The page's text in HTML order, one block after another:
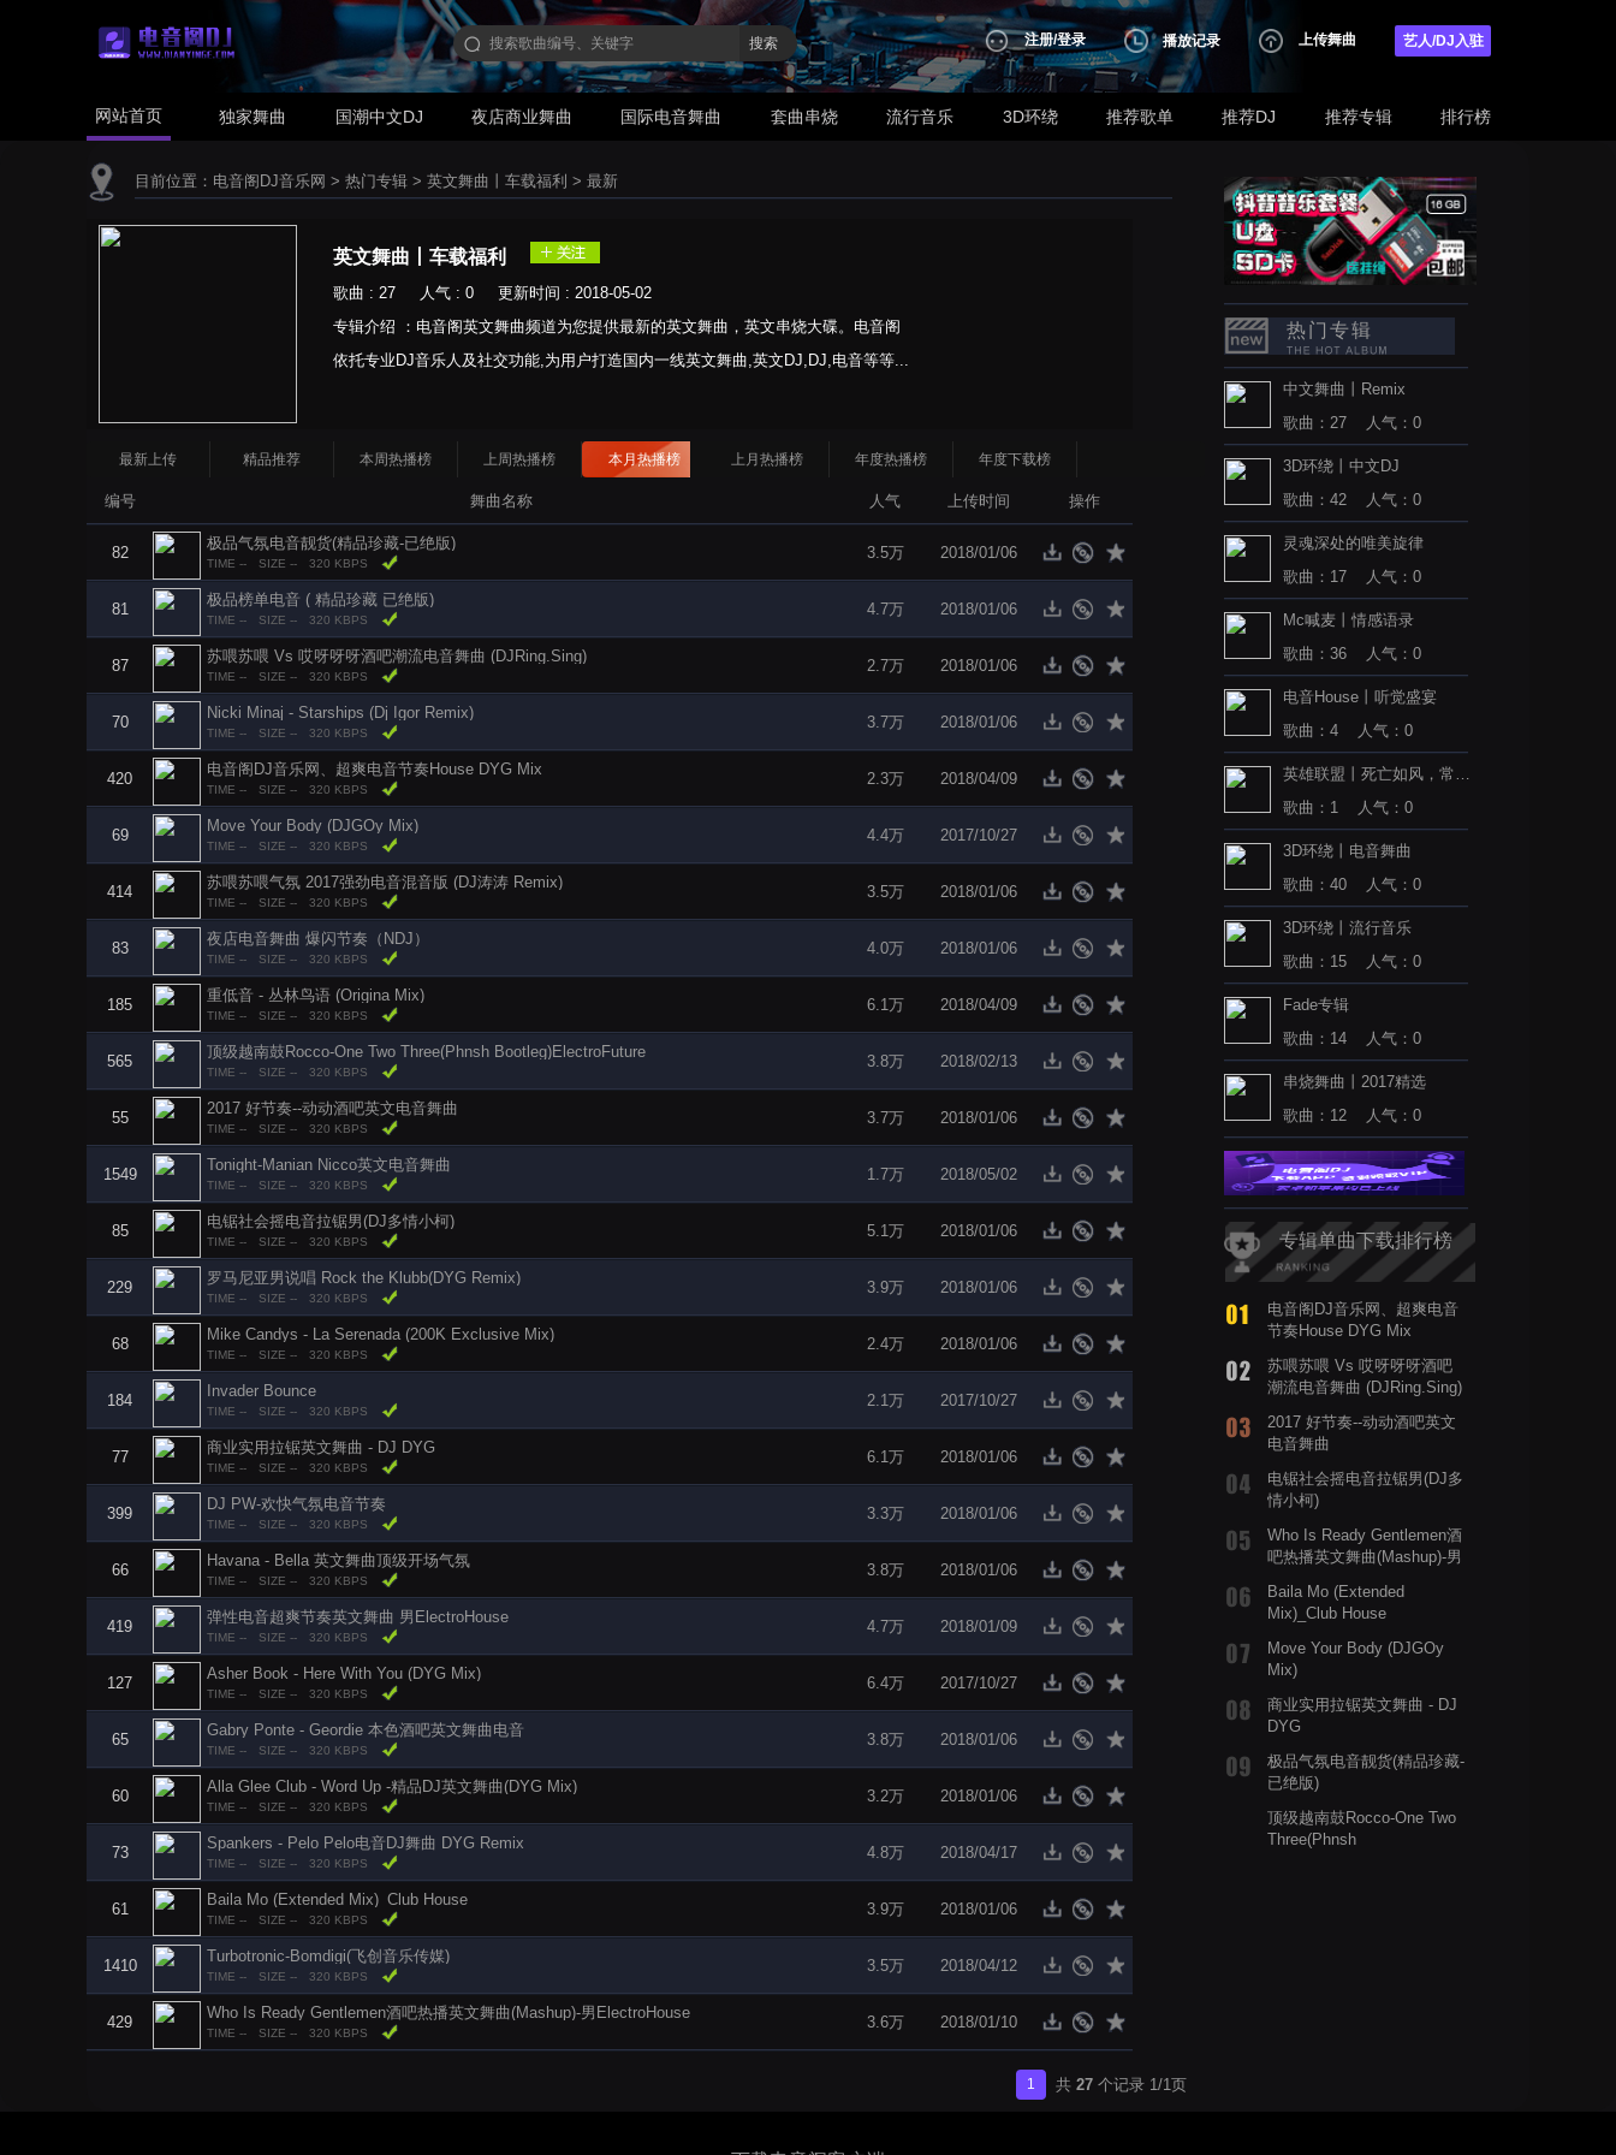
搜索 注册/登录 播放记录 上传舞曲 艺人/DJ入驻
网站首页 独家舞曲 国潮中文DJ 夜店商业舞曲 国际电音舞曲 套曲串烧 流行音乐 3D环绕 推荐歌单 推荐DJ 推荐专辑 排行榜
目前位置： 电音阁DJ音乐网 > 热门专辑 > 英文舞曲丨车载福利 > 最新
英文舞曲丨车载福利
歌曲 : 27 人气 : 0 更新时间 : 2018-05-02
专辑介绍 ：电音阁英文舞曲频道为您提供最新的英文舞曲，英文串烧大碟。电音阁
依托专业DJ音乐人及社交功能,为用户打造国内一线英文舞曲,英文DJ,DJ,电音等等...
最新上传 精品推荐 本周热播榜 上周热播榜 本月热播榜 上月热播榜 年度热播榜 年度下载榜
编号 舞曲名称 人气 上传时间 操作
82
极品气氛电音靓货(精品珍藏-已绝版)
TIME -- SIZE -- 320 KBPS
3.5万 2018/01/06
81
极品榜单电音 ( 精品珍藏 已绝版)
TIME -- SIZE -- 320 KBPS
4.7万 2018/01/06
87
苏喂苏喂 Vs 哎呀呀呀酒吧潮流电音舞曲 (DJRing.Sing)
TIME -- SIZE -- 320 KBPS
2.7万 2018/01/06
70
Nicki Minaj - Starships (Dj Igor Remix)
TIME -- SIZE -- 320 KBPS
3.7万 2018/01/06
420
电音阁DJ音乐网、超爽电音节奏House DYG Mix
TIME -- SIZE -- 320 KBPS
2.3万 2018/04/09
69
Move Your Body (DJGOy Mix)
TIME -- SIZE -- 320 KBPS
4.4万 2017/10/27
414
苏喂苏喂气氛 2017强劲电音混音版 (DJ涛涛 Remix)
TIME -- SIZE -- 320 KBPS
3.5万 2018/01/06
83
夜店电音舞曲 爆闪节奏（NDJ）
TIME -- SIZE -- 320 KBPS
4.0万 2018/01/06
185
重低音 - 丛林鸟语 (Origina Mix)
TIME -- SIZE -- 320 KBPS
6.1万 2018/04/09
565
顶级越南鼓Rocco-One Two Three(Phnsh Bootleg)ElectroFuture
TIME -- SIZE -- 320 KBPS
3.8万 2018/02/13
55
2017 好节奏--动动酒吧英文电音舞曲
TIME -- SIZE -- 320 KBPS
3.7万 2018/01/06
1549
Tonight-Manian Nicco英文电音舞曲
TIME -- SIZE -- 320 KBPS
1.7万 2018/05/02
85
电锯社会摇电音拉锯男(DJ多情小柯)
TIME -- SIZE -- 320 KBPS
5.1万 2018/01/06
229
罗马尼亚男说唱 Rock the Klubb(DYG Remix)
TIME -- SIZE -- 320 KBPS
3.9万 2018/01/06
68
Mike Candys - La Serenada (200K Exclusive Mix)
TIME -- SIZE -- 320 KBPS
2.4万 2018/01/06
184
Invader Bounce
TIME -- SIZE -- 320 KBPS
2.1万 2017/10/27
77
商业实用拉锯英文舞曲 - DJ DYG
TIME -- SIZE -- 320 KBPS
6.1万 2018/01/06
399
DJ PW-欢快气氛电音节奏
TIME -- SIZE -- 320 KBPS
3.3万 2018/01/06
66
Havana - Bella 英文舞曲顶级开场气氛
TIME -- SIZE -- 320 KBPS
3.8万 2018/01/06
419
弹性电音超爽节奏英文舞曲 男ElectroHouse
TIME -- SIZE -- 320 KBPS
4.7万 2018/01/09
127
Asher Book - Here With You (DYG Mix)
TIME -- SIZE -- 320 KBPS
6.4万 2017/10/27
65
Gabry Ponte - Geordie 本色酒吧英文舞曲电音
TIME -- SIZE -- 320 KBPS
3.8万 2018/01/06
60
Alla Glee Club - Word Up -精品DJ英文舞曲(DYG Mix)
TIME -- SIZE -- 320 KBPS
3.2万 2018/01/06
73
Spankers - Pelo Pelo电音DJ舞曲 DYG Remix
TIME -- SIZE -- 320 KBPS
4.8万 2018/04/17
61
Baila Mo (Extended Mix)_Club House
TIME -- SIZE -- 320 KBPS
3.9万 2018/01/06
1410
Turbotronic-Bomdigi(飞创音乐传媒)
TIME -- SIZE -- 320 KBPS
3.5万 2018/04/12
429
Who Is Ready Gentlemen酒吧热播英文舞曲(Mashup)-男ElectroHouse
TIME -- SIZE -- 320 KBPS
3.6万 2018/01/10
1 共 27 个记录 1/1页
热门专辑
中文舞曲丨Remix
歌曲：27 人气：0
3D环绕丨中文DJ
歌曲：42 人气：0
灵魂深处的唯美旋律
歌曲：17 人气：0
Mc喊麦丨情感语录
歌曲：36 人气：0
电音House丨听觉盛宴
歌曲：4 人气：0
英雄联盟丨死亡如风，常伴
歌曲：1 人气：0
3D环绕丨电音舞曲
歌曲：40 人气：0
3D环绕丨流行音乐
歌曲：15 人气：0
Fade专辑
歌曲：14 人气：0
串烧舞曲丨2017精选
歌曲：12 人气：0
专辑单曲下载排行榜
电音阁DJ音乐网、超爽电音
节奏House DYG Mix
苏喂苏喂 Vs 哎呀呀呀酒吧
潮流电音舞曲 (DJRing.Sing)
2017 好节奏--动动酒吧英文
电音舞曲
电锯社会摇电音拉锯男(DJ多
情小柯)
Who Is Ready Gentlemen酒
吧热播英文舞曲(Mashup)-男
Baila Mo (Extended
Mix)_Club House
Move Your Body (DJGOy
Mix)
商业实用拉锯英文舞曲 - DJ
DYG
极品气氛电音靓货(精品珍藏-
已绝版)
顶级越南鼓Rocco-One Two
Three(Phnsh